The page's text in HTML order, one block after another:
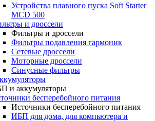
Устройства плавного пуска Soft Starter
MCD 500
и дроссели
Фильтры и дроссели
Фильтры подавления гармоник
Сетевые дроссели
Моторные дроссели
Синусные фильтры
и аккумуляторы
бесперебойного питания
Источники бесперебойного питания
ИБП для дома, для компьютера и